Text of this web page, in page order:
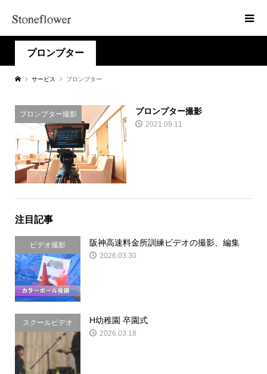
プロンプター
サービス プロンプター
プロンプター撮影 プロンプター撮影
2021.09.11
注目記事
ビデオ撮影 阪神高速料金所訓練ビデオの撮影、編集
2026.03.30
スクールビデオ
&写真
H幼稚園 卒園式
2026.03.18